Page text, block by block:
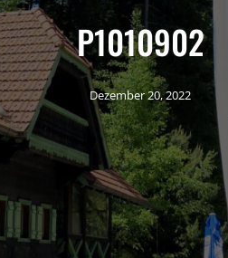
P1010902
Dezember 20, 2022